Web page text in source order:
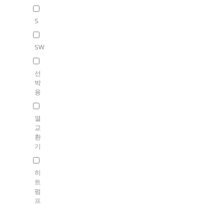
S
SW
선
박
용
열
교
환
기
히
트
펌
프